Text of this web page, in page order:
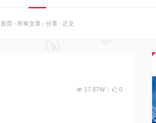
首页 - 所有文章 - 分享 - 正文
17.87W 0